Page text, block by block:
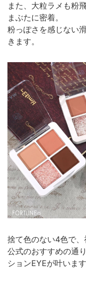
また、大粒ラメも粉
まぶたに密着。
粉っぽさを感じない
きます。
捨て色のない4色で、
公式のおすすめの通
ションEYEが叶います